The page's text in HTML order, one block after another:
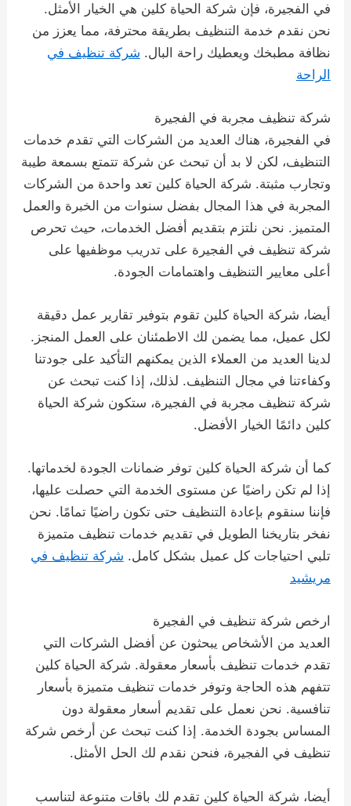
في الفجيرة، فإن شركة الحياة كلين هي الخيار الأمثل.
نحن نقدم خدمة التنظيف بطريقة محترفة، مما يعزز من
نظافة مطبخك ويعطيك راحة البال. شركة تنظيف في
الراحة
شركة تنظيف مجربة في الفجيرة
في الفجيرة، هناك العديد من الشركات التي تقدم خدمات
التنظيف، لكن لا بد أن تبحث عن شركة تتمتع بسمعة طيبة
وتجارب مثبتة. شركة الحياة كلين تعد واحدة من الشركات
المجربة في هذا المجال بفضل سنوات من الخبرة والعمل
المتميز. نحن نلتزم بتقديم أفضل الخدمات، حيث تحرص
شركة تنظيف في الفجيرة على تدريب موظفيها على
أعلى معايير التنظيف واهتمامات الجودة.
أيضا، شركة الحياة كلين تقوم بتوفير تقارير عمل دقيقة
لكل عميل، مما يضمن لك الاطمئنان على العمل المنجز.
لدينا العديد من العملاء الذين يمكنهم التأكيد على جودتنا
وكفاءتنا في مجال التنظيف. لذلك، إذا كنت تبحث عن
شركة تنظيف مجربة في الفجيرة، ستكون شركة الحياة
كلين دائمًا الخيار الأفضل.
كما أن شركة الحياة كلين توفر ضمانات الجودة لخدماتها.
إذا لم تكن راضيًا عن مستوى الخدمة التي حصلت عليها،
فإننا سنقوم بإعادة التنظيف حتى تكون راضيًا تمامًا. نحن
نفخر بتاريخنا الطويل في تقديم خدمات تنظيف متميزة
تلبي احتياجات كل عميل بشكل كامل. شركة تنظيف في
مريشيد
ارخص شركة تنظيف في الفجيرة
العديد من الأشخاص يبحثون عن أفضل الشركات التي
تقدم خدمات تنظيف بأسعار معقولة. شركة الحياة كلين
تتفهم هذه الحاجة وتوفر خدمات تنظيف متميزة بأسعار
تنافسية. نحن نعمل على تقديم أسعار معقولة دون
المساس بجودة الخدمة. إذا كنت تبحث عن أرخص شركة
تنظيف في الفجيرة، فنحن نقدم لك الحل الأمثل.
أيضا، شركة الحياة كلين تقدم لك باقات متنوعة لتناسب